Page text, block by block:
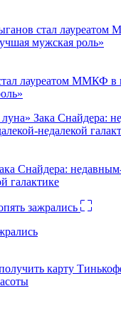
лауреатом ММКФ в
Снайдера:
галактике